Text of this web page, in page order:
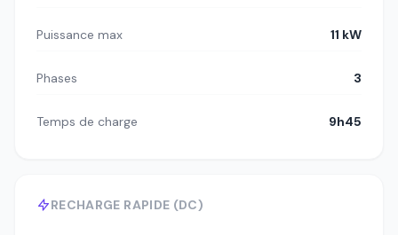
Puissance max 11 kW
Phases 3
Temps de charge 9h45
RECHARGE RAPIDE (DC)